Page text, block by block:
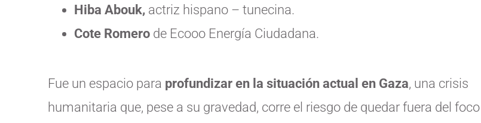
Hiba Abouk, actriz hispano – tunecina.
Cote Romero de Ecooo Energía Ciudadana.
Fue un espacio para profundizar en la situación actual en Gaza, una crisis
humanitaria que, pese a su gravedad, corre el riesgo de quedar fuera del foco